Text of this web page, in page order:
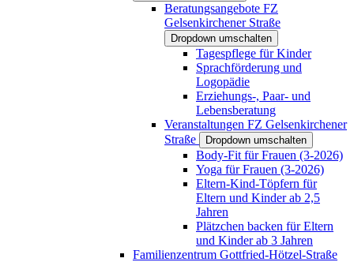
Beratungsangebote FZ
Gelsenkirchener Straße
Dropdown umschalten
Tagespflege für Kinder
Sprachförderung und
Logopädie
Erziehungs-, Paar- und
Lebensberatung
Veranstaltungen FZ Gelsenkirchener
Straße
Dropdown umschalten
Body-Fit für Frauen (3-2026)
Yoga für Frauen (3-2026)
Eltern-Kind-Töpfern für
Eltern und Kinder ab 2,5
Jahren
Plätzchen backen für Eltern
und Kinder ab 3 Jahren
Familienzentrum Gottfried-Hötzel-Straße